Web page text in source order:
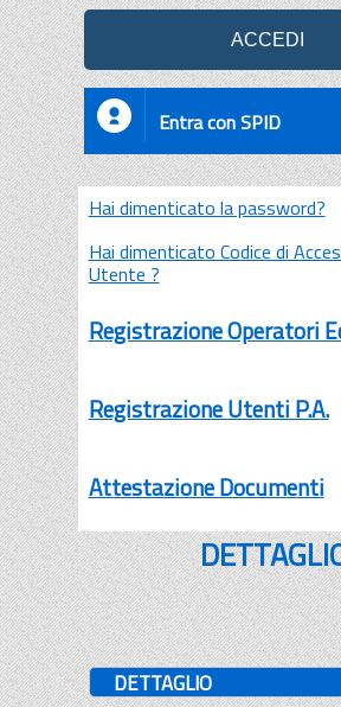
Entra con SPID
Hai dimenticato la password?
Hai dimenticato Codice di
Utente ?
Registrazione Operatori
Registrazione Utenti P.A.
Attestazione Documenti
DETTAGLIO